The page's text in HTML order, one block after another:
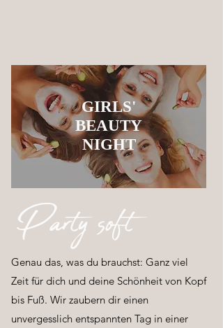
GIRLS'
BEAUTY
NIGHT
Party soft
Genau das, was du brauchst: Ganz viel
Zeit für dich und deine Schönheit von Kopf
bis Fuß. Wir zaubern dir einen
unvergesslich entspannten Tag in einer